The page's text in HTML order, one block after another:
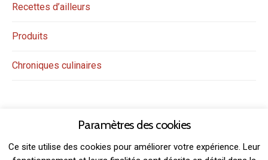
Recettes d’ailleurs
Produits
Chroniques culinaires
Paramètres des cookies
Ce site utilise des cookies pour améliorer votre expérience. Leur